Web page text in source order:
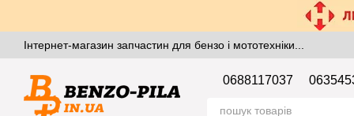
Інтернет-магазин запчастин для бензо і мототехніки...
0688117037